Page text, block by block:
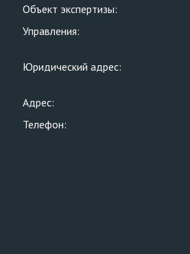
Объект экспертизы:
Управления:
Юридический адрес:
Адрес:
Телефон: